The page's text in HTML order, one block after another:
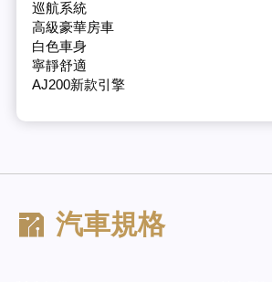
巡航系統
高級豪華房車
白色車身
寧靜舒適
AJ200新款引擎
汽車規格